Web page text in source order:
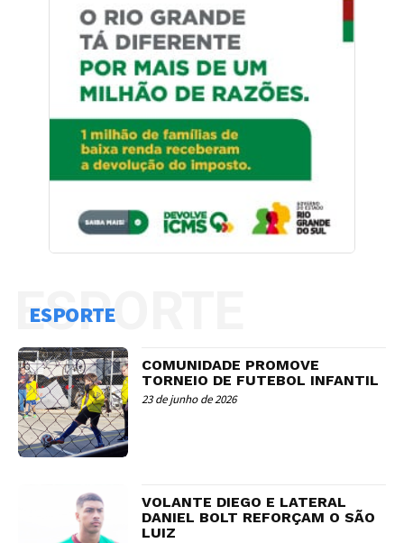
ESPORTE
ESPORTE
COMUNIDADE PROMOVE
TORNEIO DE FUTEBOL INFANTIL
23 de junho de 2026
VOLANTE DIEGO E LATERAL
DANIEL BOLT REFORÇAM O SÃO
LUIZ